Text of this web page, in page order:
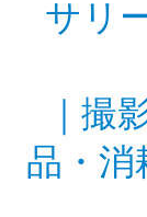
サリ
撮
品・消